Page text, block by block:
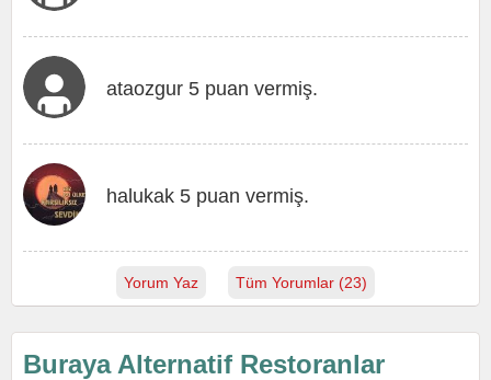
ataozgur 5 puan vermiş.
halukak 5 puan vermiş.
Yorum Yaz Tüm Yorumlar (23)
Buraya Alternatif Restoranlar